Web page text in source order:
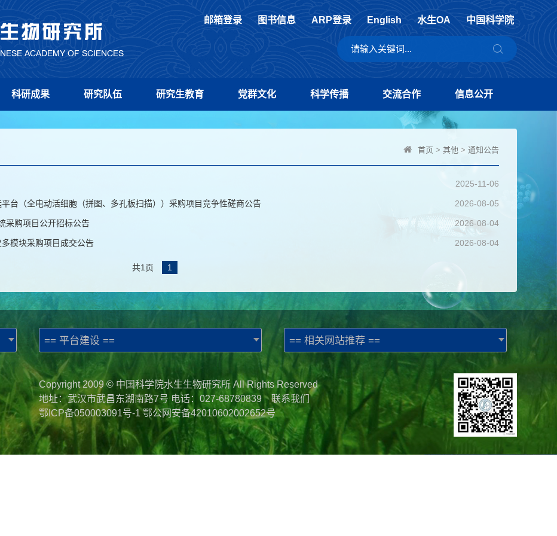
邮箱登录 图书信息 ARP登录 English 水生OA 中国科学院
科研成果 研究队伍 研究生教育 党群文化 科学传播 交流合作 信息公开
首页 > 其他 > 通知公告
2025-11-06
2026-08-05
台（全电动活细胞（拼图、多孔板扫描））采购项目竞争性磋商公告
2026-08-04
采购项目公开招标公告
2026-08-04
模块采购项目成交公告
共1页 1
== 平台建设 == == 相关网站推荐 ==
Copyright 2009 © 中国科学院水生生物研究所 All Rights Reserved
地址：武汉市武昌东湖南路7号 电话：027-68780839 联系我们
鄂ICP备050003091号-1鄂公网安备42010602002652号